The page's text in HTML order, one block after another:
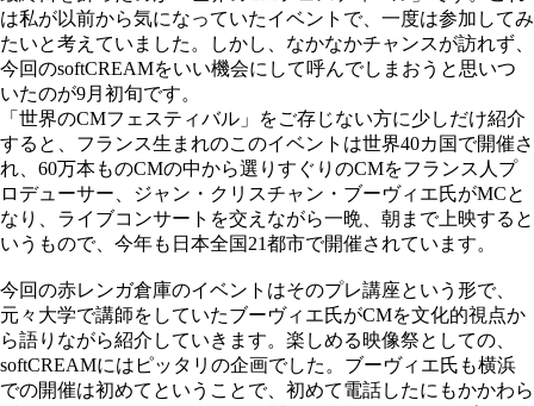
は私が以前から気になっていたイベントで、一度は参加してみ
たいと考えていました。しかし、なかなかチャンスが訪れず、
今回のsoftCREAMをいい機会にして呼んでしまおうと思いつ
いたのが9月初旬です。
「世界のCMフェスティバル」をご存じない方に少しだけ紹介
すると、フランス生まれのこのイベントは世界40カ国で開催さ
れ、60万本ものCMの中から選りすぐりのCMをフランス人プ
ロデューサー、ジャン・クリスチャン・ブーヴィエ氏がMCと
なり、ライブコンサートを交えながら一晩、朝まで上映すると
いうもので、今年も日本全国21都市で開催されています。
今回の赤レンガ倉庫のイベントはそのプレ講座という形で、
元々大学で講師をしていたブーヴィエ氏がCMを文化的視点か
ら語りながら紹介していきます。楽しめる映像祭としての、
softCREAMにはピッタリの企画でした。ブーヴィエ氏も横浜
での開催は初めてということで、初めて電話したにもかかわら